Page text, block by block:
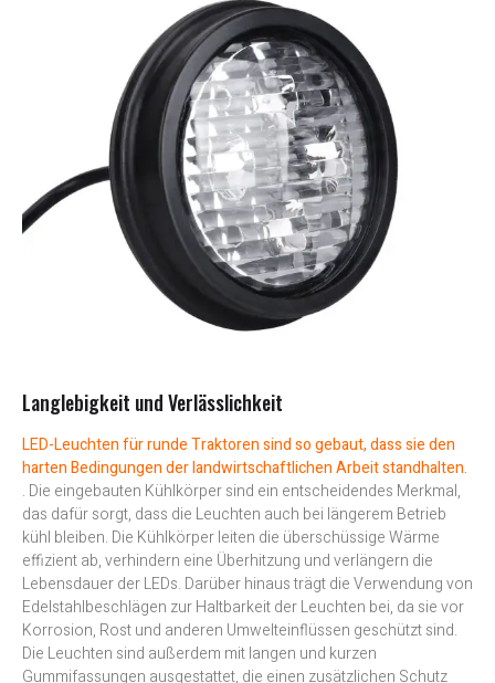
Langlebigkeit und Verlässlichkeit
LED-Leuchten für runde Traktoren sind so gebaut, dass sie den
harten Bedingungen der landwirtschaftlichen Arbeit standhalten.
. Die eingebauten Kühlkörper sind ein entscheidendes Merkmal,
das dafür sorgt, dass die Leuchten auch bei längerem Betrieb
kühl bleiben. Die Kühlkörper leiten die überschüssige Wärme
effizient ab, verhindern eine Überhitzung und verlängern die
Lebensdauer der LEDs. Darüber hinaus trägt die Verwendung von
Edelstahlbeschlägen zur Haltbarkeit der Leuchten bei, da sie vor
Korrosion, Rost und anderen Umwelteinflüssen geschützt sind.
Die Leuchten sind außerdem mit langen und kurzen
Gummifassungen ausgestattet, die einen zusätzlichen Schutz